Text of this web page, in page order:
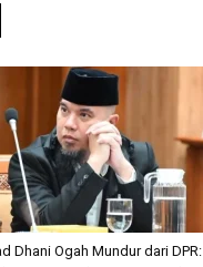
Dhani Ogah Mundur dari DPR: